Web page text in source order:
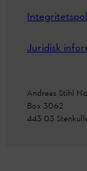
Juridisk
Andreas Stihl
Box 3062
443 03